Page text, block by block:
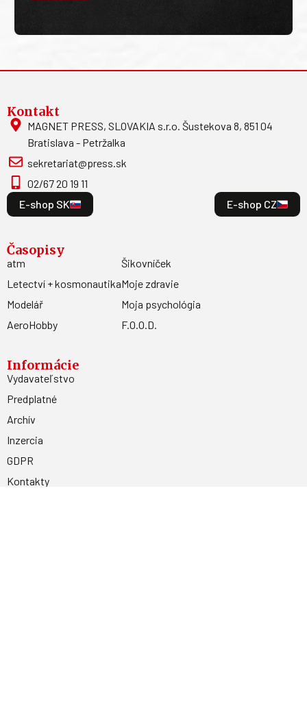
Kontakt
MAGNET PRESS, SLOVAKIA s.r.o. Šustekova 8, 851 04
Bratislava - Petržalka
sekretariat@press.sk
02/67 20 19 11
E-shop SK
E-shop CZ
Časopisy
atm
Letectví + kosmonautika
Modelář
AeroHobby
Šikovníček
Moje zdravie
Moja psychológia
F.O.O.D.
Informácie
Vydavateľstvo
Predplatné
Archív
Inzercia
GDPR
Kontakty